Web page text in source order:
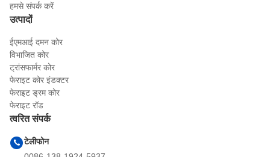
हमसे संपर्क करें
उत्पादों
ईएमआई दमन कोर
विभाजित कोर
ट्रांसफार्मर कोर
फेराइट कोर इंडक्टर
फेराइट ड्रम कोर
फेराइट रॉड
त्वरित संपर्क
टेलीफोन